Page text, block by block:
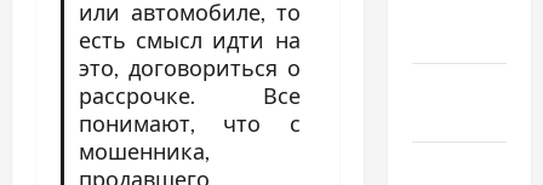
или автомобиле, то
есть смысл идти на
это, договориться о
рассрочке. Все
понимают, что с
мошенника,
продавшего